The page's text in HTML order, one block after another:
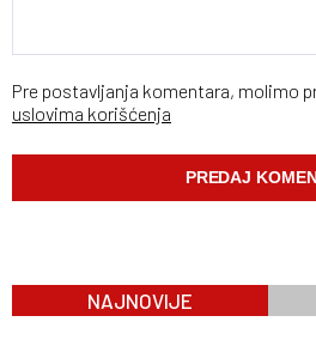
Pre postavljanja komentara, molimo
uslovima korišćenja
NAJNOVIJE